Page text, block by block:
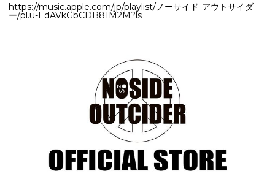
https://music.apple.com/jp/playlist/ノーサイド-アウトサイダ
ー/pl.u-EdAVkGbCDB81M2M?ls